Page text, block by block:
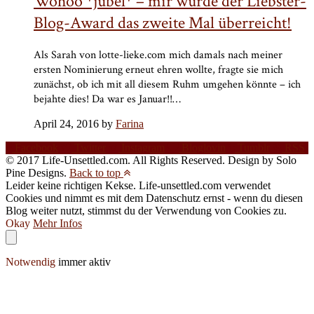
Blog-Award das zweite Mal überreicht!
Als Sarah von lotte-lieke.com mich damals nach meiner
ersten Nominierung erneut ehren wollte, fragte sie mich
zunächst, ob ich mit all diesem Ruhm umgehen könnte – ich
bejahte dies! Da war es Januar!!…
April 24, 2016 by Farina
© 2017 Life-Unsettled.com. All Rights Reserved. Design by Solo
Pine Designs. Back to top
Leider keine richtigen Kekse. Life-unsettled.com verwendet
Cookies und nimmt es mit dem Datenschutz ernst - wenn du diesen
Blog weiter nutzt, stimmst du der Verwendung von Cookies zu.
Okay Mehr Infos
Notwendig immer aktiv